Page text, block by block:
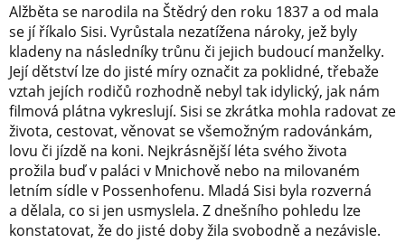
Alžběta se narodila na Štědrý den roku 1837 a od mala
se jí říkalo Sisi. Vyrůstala nezatížena nároky, jež byly
kladeny na následníky trůnu či jejich budoucí manželky.
Její dětství lze do jisté míry označit za poklidné, třebaže
vztah jejích rodičů rozhodně nebyl tak idylický, jak nám
filmová plátna vykreslují. Sisi se zkrátka mohla radovat ze
života, cestovat, věnovat se všemožným radovánkám,
lovu či jízdě na koni. Nejkrásnější léta svého života
prožila buď v paláci v Mnichově nebo na milovaném
letním sídle v Possenhofenu. Mladá Sisi byla rozverná
a dělala, co si jen usmyslela. Z dnešního pohledu lze
konstatovat, že do jisté doby žila svobodně a nezávisle.